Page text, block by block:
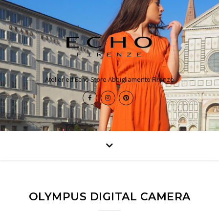
Atelier ed Echo Store Abbigliamento Firenze
OLYMPUS DIGITAL CAMERA